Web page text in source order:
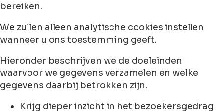
bereiken.
We zullen alleen analytische cookies instellen
wanneer u ons toestemming geeft.
Hieronder beschrijven we de doeleinden
waarvoor we gegevens verzamelen en welke
gegevens daarbij betrokken zijn.
Krijg dieper inzicht in het bezoekersgedrag